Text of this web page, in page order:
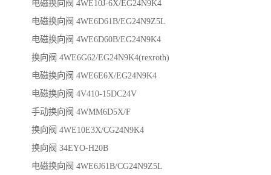
电磁换向阀 4WE10J-6X/EG24N9K4
电磁换向阀 4WE6D61B/EG24N9Z5L
电磁换向阀 4WE6D60B/EG24N9K4
换向阀 4WE6G62/EG24N9K4(rexroth)
电磁换向阀 4WE6E6X/EG24N9K4
电磁换向阀 4V410-15DC24V
手动换向阀 4WMM6D5X/F
换向阀 4WE10E3X/CG24N9K4
换向阀 34EYO-H20B
电磁换向阀 4WE6J61B/CG24N9Z5L